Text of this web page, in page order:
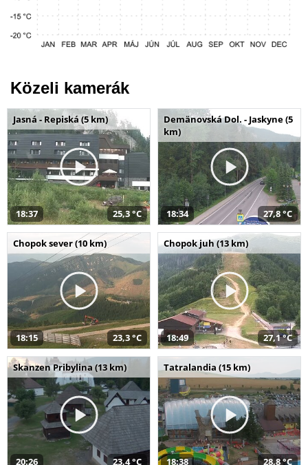
Közeli kamerák
Jasná - Repiská (5 km)
18:37 25,3 °C
Demänovská Dol. - Jaskyne (5
km)
18:34 27,8 °C
Chopok sever (10 km)
18:15 23,3 °C
Chopok juh (13 km)
18:49 27,1 °C
Skanzen Pribylina (13 km)
20:26 23,4 °C
Tatralandia (15 km)
18:38 28,8 °C